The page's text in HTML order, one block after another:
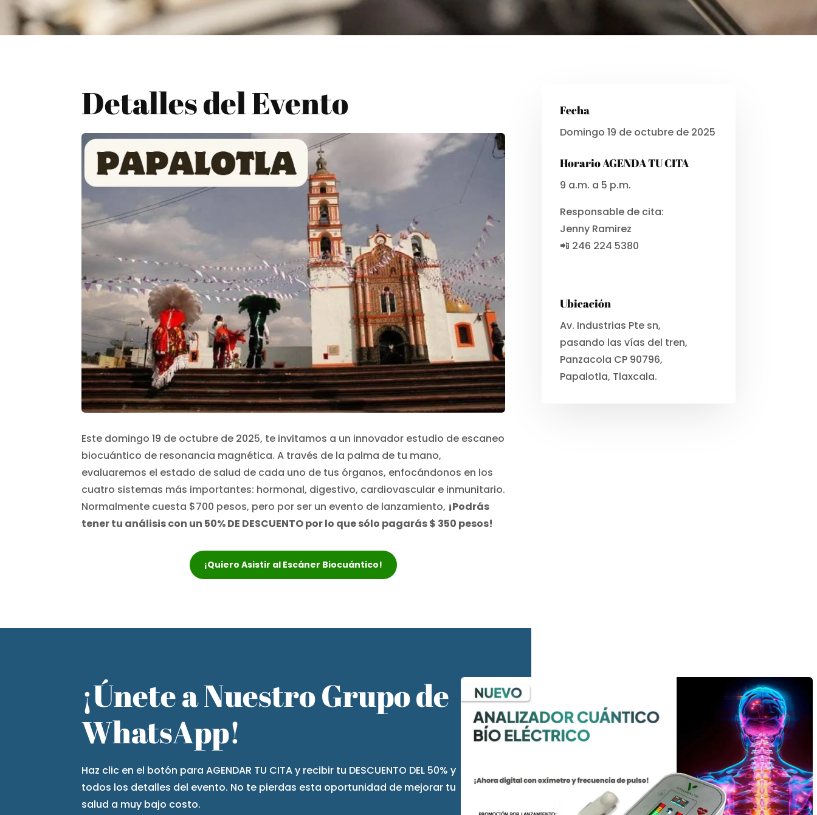
Detalles del Evento
Este domingo 19 de octubre de 2025, te invitamos a un innovador estudio de escaneo
biocuántico de resonancia magnética. A través de la palma de tu mano,
evaluaremos el estado de salud de cada uno de tus órganos, enfocándonos en los
cuatro sistemas más importantes: hormonal, digestivo, cardiovascular e inmunitario.
Normalmente cuesta $700 pesos, pero por ser un evento de lanzamiento, ¡Podrás
tener tu análisis con un 50% DE DESCUENTO por lo que sólo pagarás $ 350 pesos!
¡Quiero Asistir al Escáner Biocuántico!
Fecha
Domingo 19 de octubre de 2025
Horario AGENDA TU CITA
9 a.m. a 5 p.m.
Responsable de cita:
Jenny Ramirez
📲 246 224 5380
Ubicación
Av. Industrias Pte sn,
pasando las vías del tren,
Panzacola CP 90796,
Papalotla, Tlaxcala.
¡Únete a Nuestro Grupo de
WhatsApp!
Haz clic en el botón para AGENDAR TU CITA y recibir tu DESCUENTO DEL 50% y
todos los detalles del evento. No te pierdas esta oportunidad de mejorar tu
salud a muy bajo costo.